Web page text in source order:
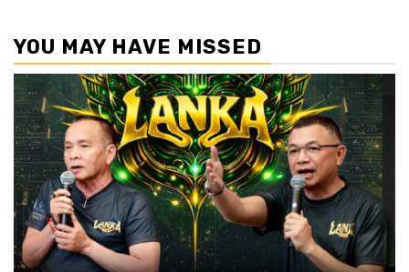
YOU MAY HAVE MISSED